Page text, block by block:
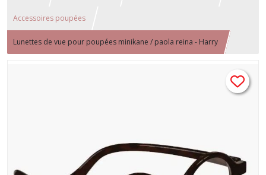
Accessoires poupées
Lunettes de vue pour poupées minikane / paola reina - Harry